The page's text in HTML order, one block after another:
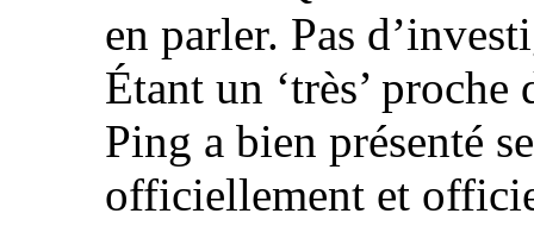
en parler. Pas
Étant un ‘très’
Ping a bien présenté
officiellement et